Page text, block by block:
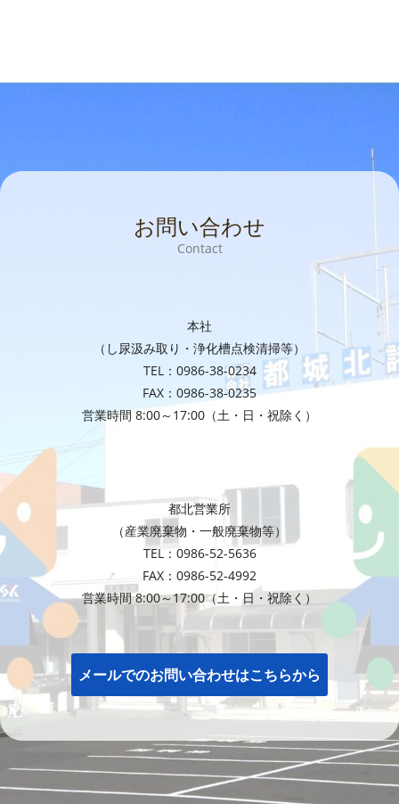
お問い合わせ
Contact
本社
（し尿汲み取り・浄化槽点検清掃等）
TEL：0986-38-0234
FAX：0986-38-0235
営業時間 8:00～17:00（土・日・祝除く）
都北営業所
（産業廃棄物・一般廃棄物等）
TEL：0986-52-5636
FAX：0986-52-4992
営業時間 8:00～17:00（土・日・祝除く）
メールでのお問い合わせはこちらから